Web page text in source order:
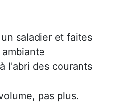
saladier et faites
l'abri des courants
pas plus.